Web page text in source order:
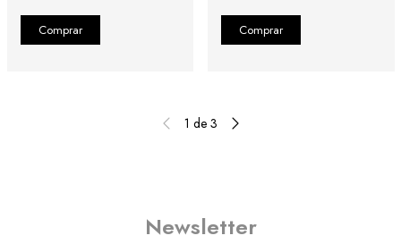
1 de 3
Newsletter